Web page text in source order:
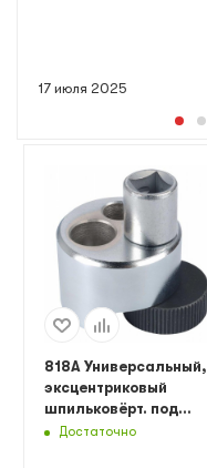
17 июля 2025
818A Универсальный,
эксцентриковый
шпильковёрт. под
вороток 1/2"
Достаточно